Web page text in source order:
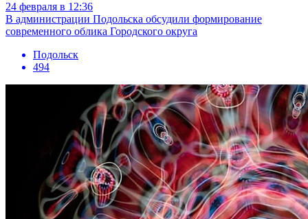
24 февраля в 12:36
В администрации Подольска обсудили формирование
современного облика Городского округа
Подольск
494